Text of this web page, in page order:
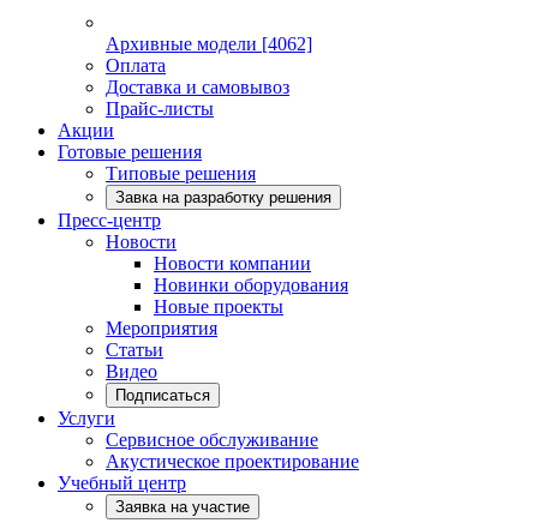
Архивные модели [4062]
Оплата
Доставка и самовывоз
Прайс-листы
Акции
Готовые решения
Типовые решения
Завка на разработку решения
Пресс-центр
Новости
Новости компании
Новинки оборудования
Новые проекты
Мероприятия
Статьи
Видео
Подписаться
Услуги
Сервисное обслуживание
Акустическое проектирование
Учебный центр
Заявка на участие